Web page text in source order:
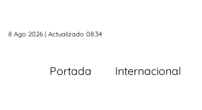
8 Ago 2026 | Actualizado 08:34
Portada Internacional